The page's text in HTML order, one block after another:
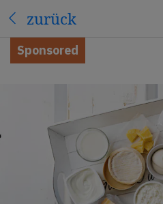
zurück
Sponsored